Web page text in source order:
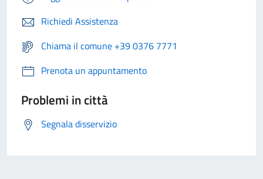
Richiedi Assistenza
Chiama il comune +39 0376 7771
Prenota un appuntamento
Problemi in città
Segnala disservizio